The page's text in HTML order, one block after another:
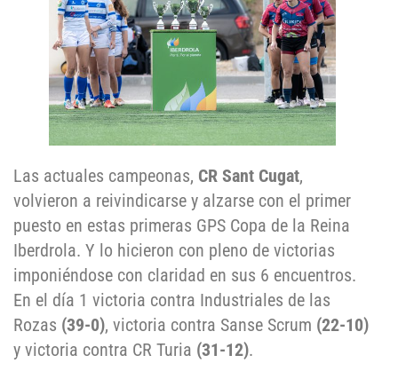
Las actuales campeonas, CR Sant Cugat,
volvieron a reivindicarse y alzarse con el primer
puesto en estas primeras GPS Copa de la Reina
Iberdrola. Y lo hicieron con pleno de victorias
imponiéndose con claridad en sus 6 encuentros.
En el día 1 victoria contra Industriales de las
Rozas (39-0), victoria contra Sanse Scrum (22-10)
y victoria contra CR Turia (31-12).